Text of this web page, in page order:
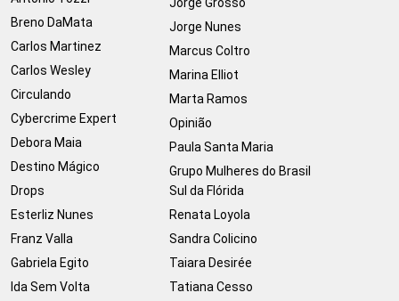
Breno DaMata
Carlos Martinez
Carlos Wesley
Circulando
Cybercrime Expert
Debora Maia
Destino Mágico
Drops
Esterliz Nunes
Franz Valla
Gabriela Egito
Ida Sem Volta
Jorge Nunes
Marcus Coltro
Marina Elliot
Marta Ramos
Opinião
Paula Santa Maria
Grupo Mulheres do Brasil
Sul da Flórida
Renata Loyola
Sandra Colicino
Taiara Desirée
Tatiana Cesso